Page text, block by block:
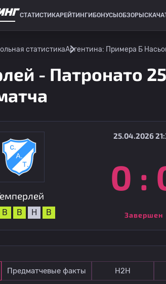
СТАТИСТИКАРЕЙТИНГИ БОНУСЫ ОБЗОРЫ
статистикаАргентина: Примера Б
- Патронато
В В Н В
25.04.2026
0 :
Завершен
Предматчевые факты Н2Н